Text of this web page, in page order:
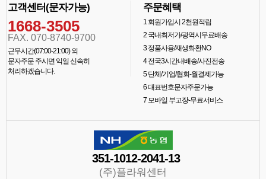
고객센터(문자가능)
1668-3505
FAX. 070-8740-9700
근무시간(07:00-21:00) 외
문자주문 주시면 익일 신속히
처리하겠습니다.
주문혜택
1회원가입시 2천원적립
2국내최저가/광역시무료배송
3정품사용/재생화환NO
4전국3시간내배송/사진전송
5단체/기업/협회-월결제가능
6대표번호문자주문가능
7모바일 부고장-무료서비스
351-1012-2041-13
(주)플라워센터